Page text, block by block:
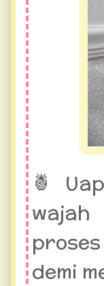
🍍 Uap
demi